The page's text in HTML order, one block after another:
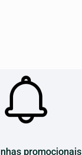
promocionais